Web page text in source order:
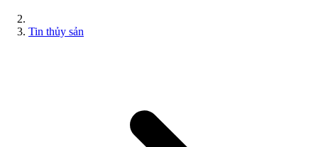
Tin thủy sản